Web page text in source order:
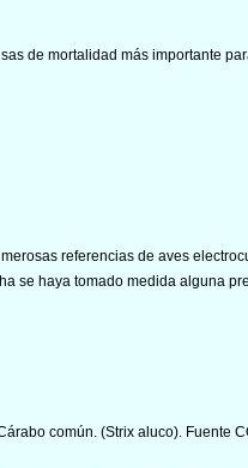
de mortalidad más importante
referencias de aves
se haya tomado medida alguna
común. (Strix aluco). Fuente